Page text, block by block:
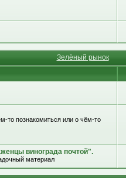
Зелёный рынок
то познакомиться или о чём-то
винограда почтой".
материал